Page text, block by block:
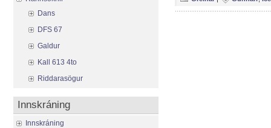
Dans
DFS 67
Galdur
Kall 613 4to
Riddarasögur
Innskráning
Innskráning